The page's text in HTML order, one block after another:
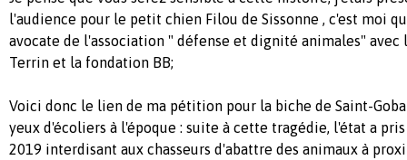
l'audience pour le petit chien Filou de Sissonne , c'est moi
avocate de l'association " défense et dignité animales"
Terrin et la fondation BB;
Voici donc le lien de ma pétition pour la biche de Saint-
yeux d'écoliers à l'époque : suite à cette tragédie, l'état a
2019 interdisant aux chasseurs d'abattre des animaux à